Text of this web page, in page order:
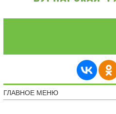
ГЛАВНОЕ МЕНЮ